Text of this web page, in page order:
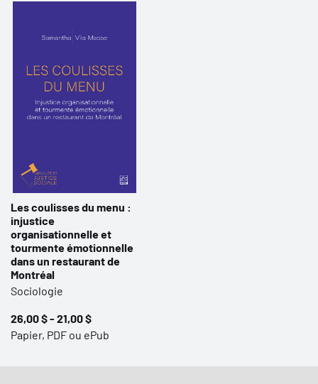
Les coulisses du menu :
injustice
organisationnelle et
tourmente émotionnelle
dans un restaurant de
Montréal
Sociologie
26,00 $ - 21,00 $
Papier, PDF ou ePub